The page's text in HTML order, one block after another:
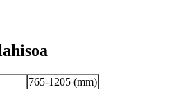
765-1205 (mm)